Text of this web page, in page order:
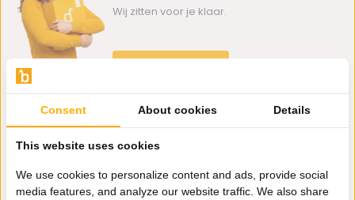
Wij zitten voor je klaar.
klantenservice@bazaaronline.nl
Consent About cookies Details
This website uses cookies
We use cookies to personalize content and ads, provide social
media features, and analyze our website traffic. We also share